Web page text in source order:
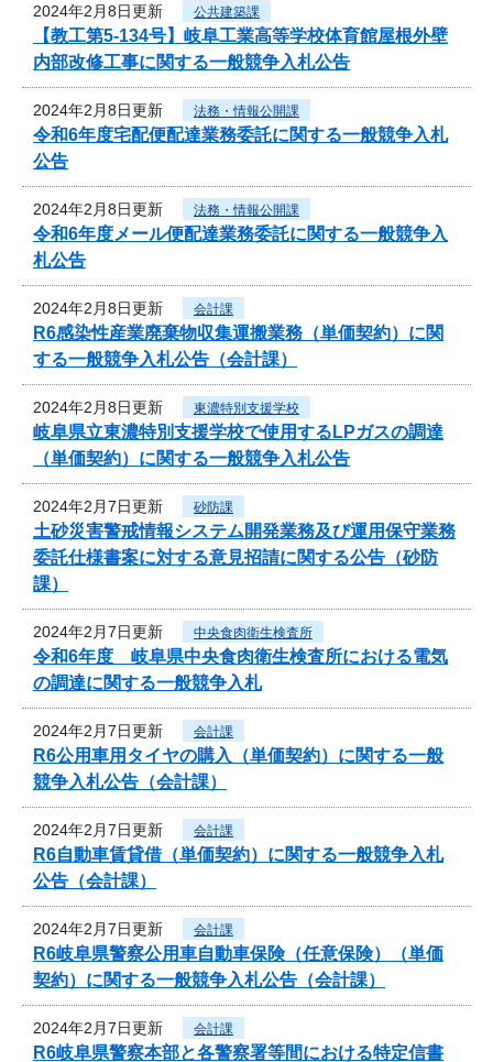
2024年2月8日更新 公共建築課
【教工第5-134号】岐阜工業高等学校体育館屋根外壁
内部改修工事に関する一般競争入札公告
2024年2月8日更新 法務・情報公開課
令和6年度宅配便配達業務委託に関する一般競争入札
公告
2024年2月8日更新 法務・情報公開課
令和6年度メール便配達業務委託に関する一般競争入
札公告
2024年2月8日更新 会計課
R6感染性産業廃棄物収集運搬業務（単価契約）に関
する一般競争入札公告（会計課）
2024年2月8日更新 東濃特別支援学校
岐阜県立東濃特別支援学校で使用するLPガスの調達
（単価契約）に関する一般競争入札公告
2024年2月7日更新 砂防課
土砂災害警戒情報システム開発業務及び運用保守業務
委託仕様書案に対する意見招請に関する公告（砂防
課）
2024年2月7日更新 中央食肉衛生検査所
令和6年度 岐阜県中央食肉衛生検査所における電気
の調達に関する一般競争入札
2024年2月7日更新 会計課
R6公用車用タイヤの購入（単価契約）に関する一般
競争入札公告（会計課）
2024年2月7日更新 会計課
R6自動車賃貸借（単価契約）に関する一般競争入札
公告（会計課）
2024年2月7日更新 会計課
R6岐阜県警察公用車自動車保険（任意保険）（単価
契約）に関する一般競争入札公告（会計課）
2024年2月7日更新 会計課
R6岐阜県警察本部と各警察署等間における特定信書